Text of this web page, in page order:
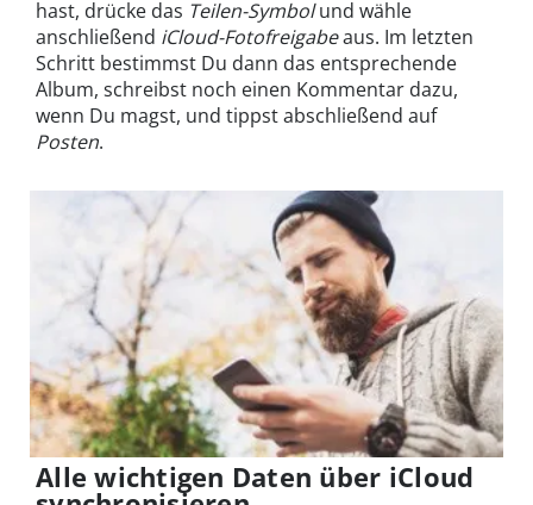
hast, drücke das Teilen-Symbolund wähle
anschließend iCloud-Fotofreigabeaus. Im letzten
Schritt bestimmst Du dann das entsprechende
Album, schreibst noch einen Kommentar dazu,
wenn Du magst, und tippst abschließend auf
Posten.
Alle wichtigen Daten über iCloud